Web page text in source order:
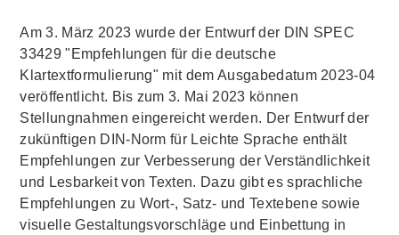
Am 3. März 2023 wurde der Entwurf der DIN SPEC
33429 "Empfehlungen für die deutsche
Klartextformulierung" mit dem Ausgabedatum 2023-04
veröffentlicht. Bis zum 3. Mai 2023 können
Stellungnahmen eingereicht werden. Der Entwurf der
zukünftigen DIN-Norm für Leichte Sprache enthält
Empfehlungen zur Verbesserung der Verständlichkeit
und Lesbarkeit von Texten. Dazu gibt es sprachliche
Empfehlungen zu Wort-, Satz- und Textebene sowie
visuelle Gestaltungsvorschläge und Einbettung in